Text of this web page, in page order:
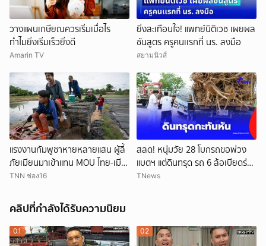
วางแผนเกษียณควรเริ่มเมื่อไร
ทำไมยิ่งเริ่มเร็วยิ่งดี
Amarin TV
ยิ่งสะเทือนใจ! แพทย์นิติเวช เผยผล
ชันสูตร ครูคนเเรกที่ นร. ลงมือ
สยามนิวส์
แรงงานกัมพูชาหายหลายแสน ผู้ลี้
ภัยเมียนมาเข้าแทน MOU ไทย-เมีย
นมาจะเปิดทางแค่ไหน
TNN ช่อง16
สลด! หนุ่มวัย 28 โบกรถขอพ่วง
แบตฯ แต่ดินทรุด รถ 6 ล้อเบียดร่าง
ดับ
TNews
คลิปที่กำลังได้รับความนิยม
01 02